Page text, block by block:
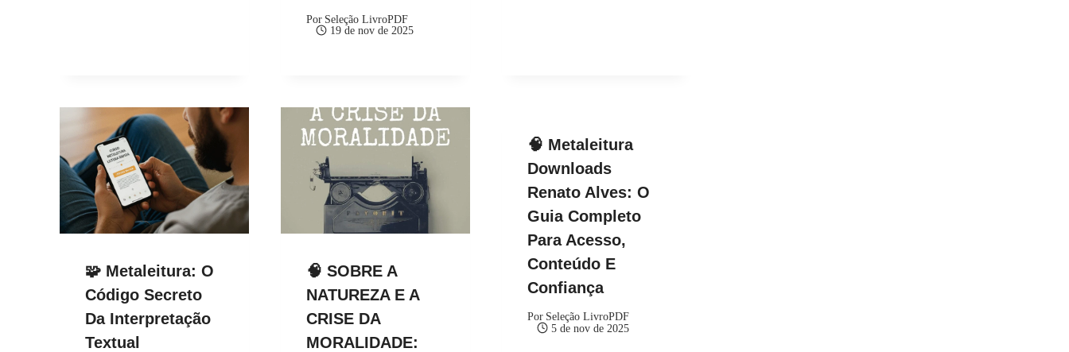
Por Seleção LivroPDF
19 de nov de 2025
🧩 Metaleitura: O
Código Secreto
Da Interpretação
Textual
🧠 SOBRE A
NATUREZA E A
CRISE DA
MORALIDADE:
🧠 Metaleitura
Downloads
Renato Alves: O
Guia Completo
Para Acesso,
Conteúdo E
Confiança
Por Seleção LivroPDF
5 de nov de 2025